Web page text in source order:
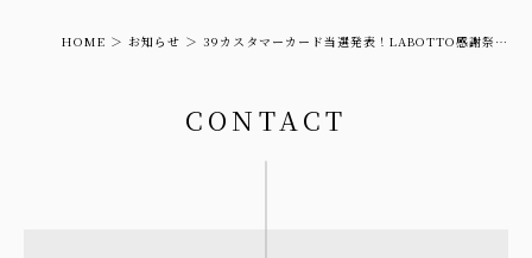
HOME お知らせ
39カスタマーカード当選発表！LABOTTO感謝祭＆
CONTACT